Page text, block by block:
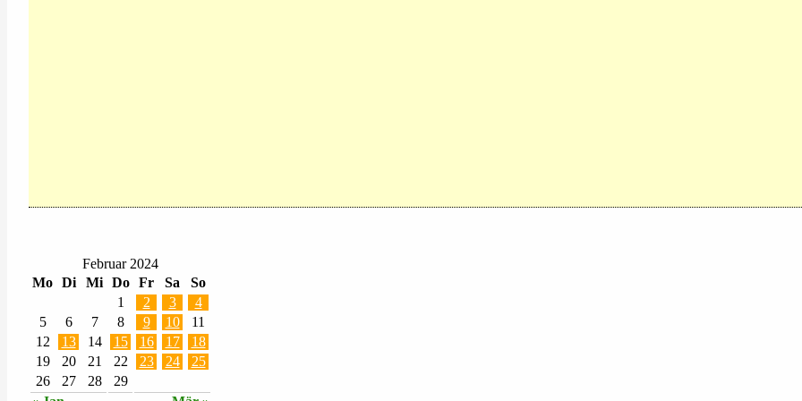
Februar 2024
Mo Di Mi Do Fr Sa So
1 2 3
4
5
6 7 8 9 10
11
12
13 14 15 16 17
18
19
20 21 22 23 24
25
26
27 28 29